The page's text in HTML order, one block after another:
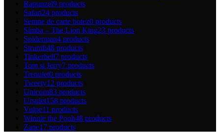
Rapunzel9 products
Safari24 products
Semne de carte botez0 products
Simba – The Lion King23 products
Spiderman4 products
Strumfi48 products
Tinkerbell7 products
Tom si Jerry7 products
Trenulet0 products
Tweety12 products
Unicorn83 products
Ursulet158 products
Vulpe11 products
Winnie the Pooh48 products
Zane17 products